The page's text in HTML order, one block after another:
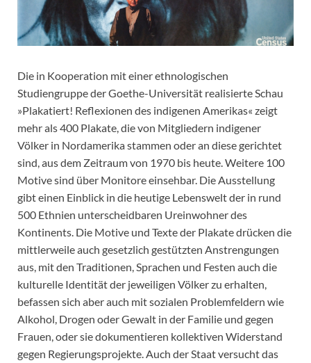
Die in Kooperation mit einer ethnologischen
Studiengruppe der Goethe-Universität realisierte Schau
»Plakatiert! Reflexionen des indigenen Amerikas« zeigt
mehr als 400 Plakate, die von Mitgliedern indigener
Völker in Nordamerika stammen oder an diese gerichtet
sind, aus dem Zeitraum von 1970 bis heute. Weitere 100
Motive sind über Monitore einsehbar. Die Ausstellung
gibt einen Einblick in die heutige Lebenswelt der in rund
500 Ethnien unterscheidbaren Ureinwohner des
Kontinents. Die Motive und Texte der Plakate drücken die
mittlerweile auch gesetzlich gestützten Anstrengungen
aus, mit den Traditionen, Sprachen und Festen auch die
kulturelle Identität der jeweiligen Völker zu erhalten,
befassen sich aber auch mit sozialen Problemfeldern wie
Alkohol, Drogen oder Gewalt in der Familie und gegen
Frauen, oder sie dokumentieren kollektiven Widerstand
gegen Regierungsprojekte. Auch der Staat versucht das